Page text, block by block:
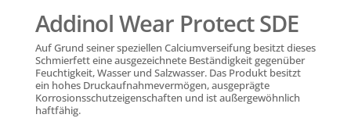
Addinol Wear Protect SDE
Auf Grund seiner speziellen Calciumverseifung besitzt dieses
Schmierfett eine ausgezeichnete Beständigkeitgegenüber
Feuchtigkeit, Wasser und Salzwasser.Das Produkt besitzt
ein hohes Druckaufnahmevermögen, ausgeprägte
Korrosionsschutzeigenschaften und ist außergewöhnlich
haftfähig.